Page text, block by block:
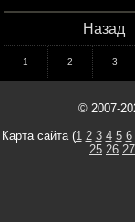
Назад
1 2 3
© 2007-
Карта сайта (1 2 3 4 5 6
25 26 27